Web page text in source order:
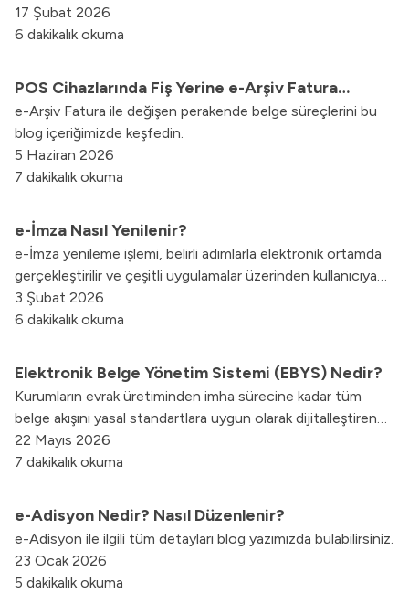
operasyonel ve hukuki tüm farkları bu rehberde
keşfedebilirsiniz.
17 Şubat 2026
6 dakikalık okuma
POS Cihazlarında Fiş Yerine e-Arşiv Fatura
Dönemi Başlıyor
e-Arşiv Fatura ile değişen perakende belge süreçlerini bu
blog içeriğimizde keşfedin.
5 Haziran 2026
7 dakikalık okuma
e-İmza Nasıl Yenilenir?
e-İmza yenileme işlemi, belirli adımlarla elektronik ortamda
gerçekleştirilir ve çeşitli uygulamalar üzerinden kullanıcıya
sunulur. Blog yazımızda, e-İmza yenileme sürecinin nasıl
işlediğine dair adımları inceleyebilirsiniz.
3 Şubat 2026
6 dakikalık okuma
Elektronik Belge Yönetim Sistemi (EBYS) Nedir?
Kurumların evrak üretiminden imha sürecine kadar tüm
belge akışını yasal standartlara uygun olarak dijitalleştiren
Elektronik Belge Yönetim Sistemi (EBYS) hakkında bilmeniz
gereken tüm detayları bu rehberde keşfedin.
22 Mayıs 2026
7 dakikalık okuma
e-Adisyon Nedir? Nasıl Düzenlenir?
e-Adisyon ile ilgili tüm detayları blog yazımızda bulabilirsiniz.
23 Ocak 2026
5 dakikalık okuma